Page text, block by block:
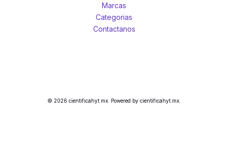
Marcas
Categorias
Contactanos
© 2026 cientificahyt.mx. Powered by cientificahyt.mx.